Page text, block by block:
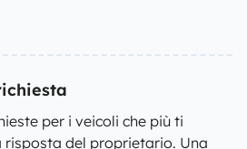
per i veicoli che più ti
risposta del proprietario. Una